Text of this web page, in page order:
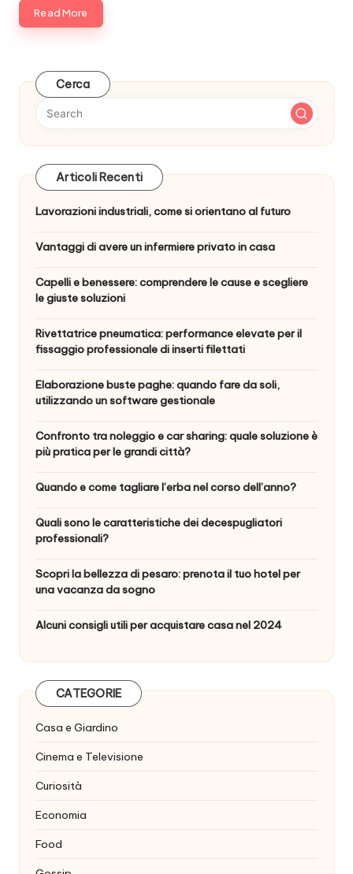
Read More
Cerca
Articoli Recenti
Lavorazioni industriali, come si orientano al futuro
Vantaggi di avere un infermiere privato in casa
Capelli e benessere: comprendere le cause e scegliere
le giuste soluzioni
Rivettatrice pneumatica: performance elevate per il
fissaggio professionale di inserti filettati
Elaborazione buste paghe: quando fare da soli,
utilizzando un software gestionale
Confronto tra noleggio e car sharing: quale soluzione è
più pratica per le grandi città?
Quando e come tagliare l’erba nel corso dell’anno?
Quali sono le caratteristiche dei decespugliatori
professionali?
Scopri la bellezza di pesaro: prenota il tuo hotel per
una vacanza da sogno
Alcuni consigli utili per acquistare casa nel 2024
CATEGORIE
Casa e Giardino
Cinema e Televisione
Curiosità
Economia
Food